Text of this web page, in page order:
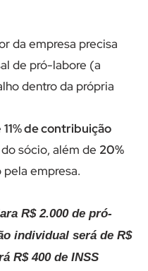
da empresa precisa
de pró-labore (a
dentro da própria
11% de contribuição
sócio, além de 20%
pela empresa.
R$ 2.000 de pró-
individual será de R$
R$ 400 de INSS